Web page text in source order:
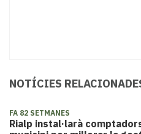
NOTÍCIES
FA 82 SETMANES
Rialp instal·larà